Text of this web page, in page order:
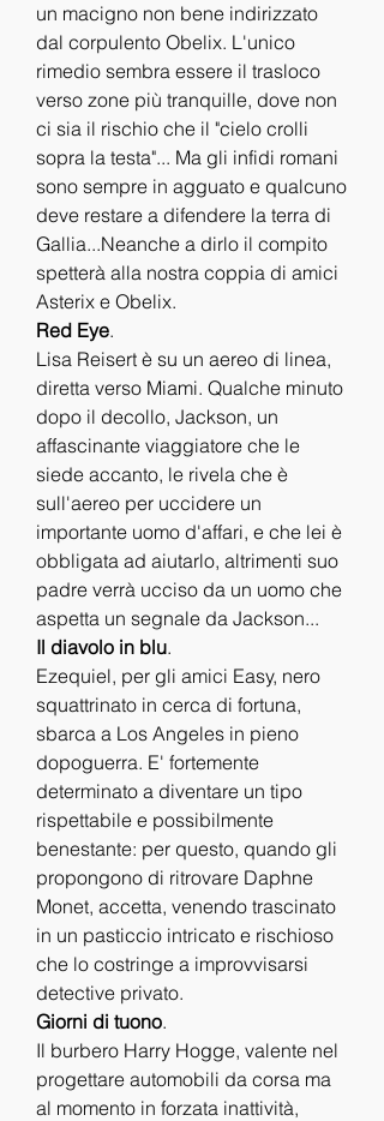
un macigno non bene indirizzato
dal corpulento Obelix. L'unico
rimedio sembra essere il trasloco
verso zone più tranquille, dove non
ci sia il rischio che il "cielo crolli
sopra la testa"... Ma gli infidi romani
sono sempre in agguato e qualcuno
deve restare a difendere la terra di
Gallia...Neanche a dirlo il compito
spetterà alla nostra coppia di amici
Asterix e Obelix.
Red Eye.
Lisa Reisert è su un aereo di linea,
diretta verso Miami. Qualche minuto
dopo il decollo, Jackson, un
affascinante viaggiatore che le
siede accanto, le rivela che è
sull'aereo per uccidere un
importante uomo d'affari, e che lei è
obbligata ad aiutarlo, altrimenti suo
padre verrà ucciso da un uomo che
aspetta un segnale da Jackson...
Il diavolo in blu.
Ezequiel, per gli amici Easy, nero
squattrinato in cerca di fortuna,
sbarca a Los Angeles in pieno
dopoguerra. E' fortemente
determinato a diventare un tipo
rispettabile e possibilmente
benestante: per questo, quando gli
propongono di ritrovare Daphne
Monet, accetta, venendo trascinato
in un pasticcio intricato e rischioso
che lo costringe a improvvisarsi
detective privato.
Giorni di tuono.
Il burbero Harry Hogge, valente nel
progettare automobili da corsa ma
al momento in forzata inattività,